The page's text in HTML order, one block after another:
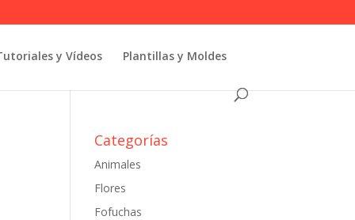
y Vídeos Plantillas y Moldes
Categorías
Animales
Flores
Fofuchas